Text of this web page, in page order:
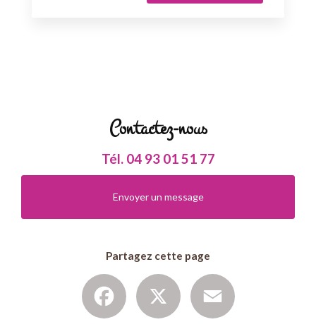
Contactez-nous
Tél. 04 93 01 51 77
Envoyer un message
Partagez cette page
Facebook